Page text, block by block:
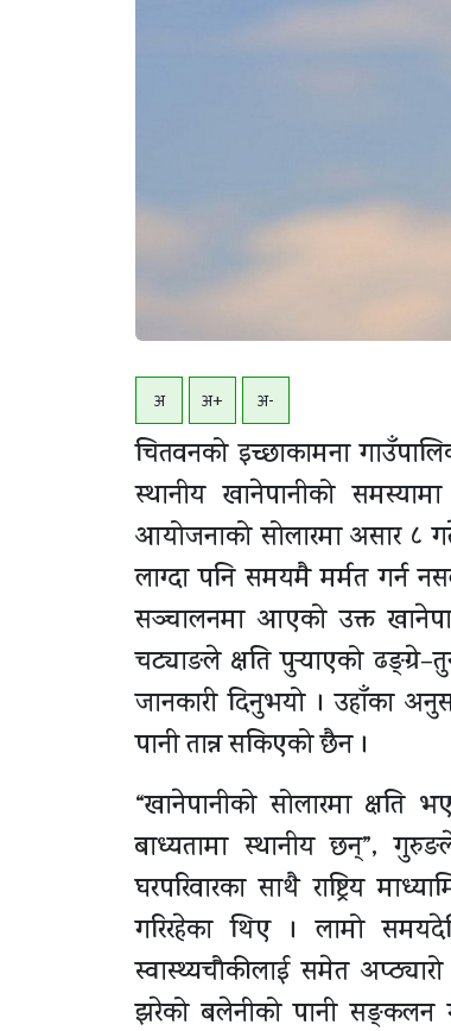
अ अ+ अ-
चितवनको इच्छाकामना
स्थानीय खानेपानीको
आयोजनाको सोलारमा असार ८
लाग्दा पनि समयमै मर्मत गर्न
सञ्चालनमा आएको उक्त
चट्याङले क्षति पुर्‍याएको
जानकारी दिनुभयो । उहाँका
पानी तान्न सकिएको छैन ।
“खानेपानीको सोलारमा क्षति
बाध्यतामा स्थानीय छन्”,
घरपरिवारका साथै राष्ट्रिय
गरिरहेका थिए । लामो
स्वास्थ्यचौकीलाई समेत
झरेको बलेनीको पानी सङ्कलन